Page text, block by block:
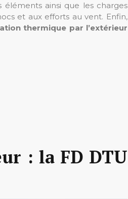
ainsi que les charges
et aux efforts au vent. Enfin,
thermique par l’extérieur
: la FD DTU